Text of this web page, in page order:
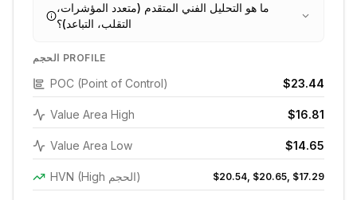
ما هو التحليل الفني المتقدم (متعدد المؤشرات،
التقلب، التباعد)؟
الحجم PROFILE
POC (Point of Control) $23.44
Value Area High $16.81
Value Area Low $14.65
HVN (High الحجم) $20.54, $20.65, $17.29